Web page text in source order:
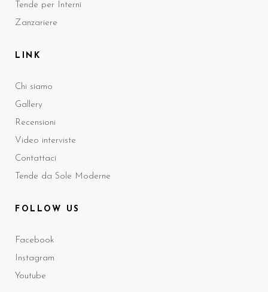
Tende per Interni
Zanzariere
LINK
Chi siamo
Gallery
Recensioni
Video interviste
Contattaci
Tende da Sole Moderne
FOLLOW US
Facebook
Instagram
Youtube